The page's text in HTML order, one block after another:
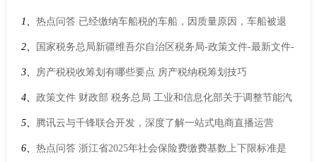
1、 热点问答 已经缴纳车船税的车船，因质量原因，车船被退
回生产企业或者经销商的，纳税人可以申请退还车船税吗？
2、 国家税务总局新疆维吾尔自治区税务局-政策文件-最新文件-
国家税务总局等9部门关于开展2026年助力小微经营主体发
展“春雨润苗”专项行动的通知
3、 房产税税收筹划有哪些要点 房产税纳税筹划技巧
4、 政策文件 财政部 税务总局 工业和信息化部关于调整节能汽
车、新能源汽车车船税优惠政策的公告
5、 腾讯云与千锋联合开发，深度了解一站式电商直播运营
6、 热点问答 浙江省2025年社会保险费缴费基数上下限标准是